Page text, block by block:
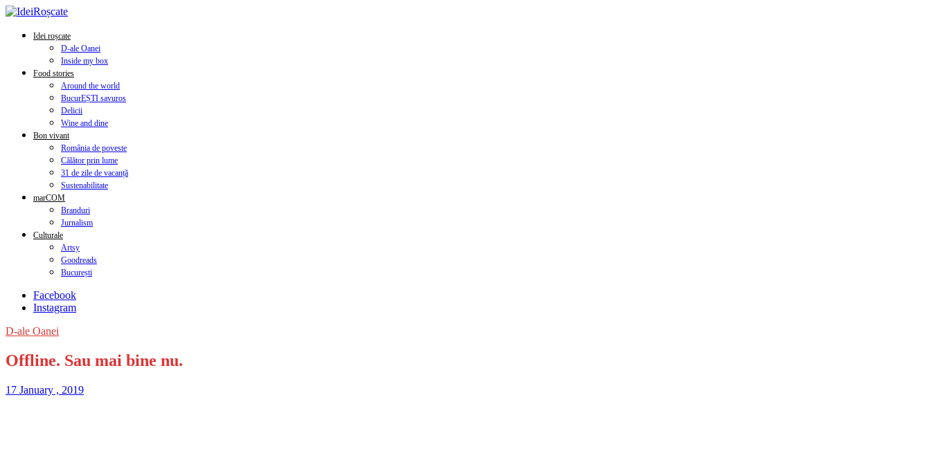
Idei roșcate
D-ale Oanei
Inside my box
Food stories
Around the world
BucurEȘTI savuros
Delicii
Wine and dine
Bon vivant
România de poveste
Călător prin lume
31 de zile de vacanță
Sustenabilitate
marCOM
Branduri
Jurnalism
Culturale
Artsy
Goodreads
București
Facebook
Instagram
D-ale Oanei
Offline. Sau mai bine nu.
17 January , 2019